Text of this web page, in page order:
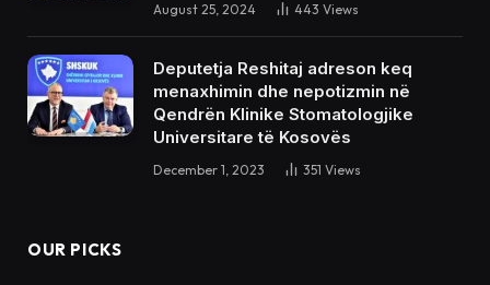
August 25, 2024 443 Views
Deputetja Reshitaj adreson keq
menaxhimin dhe nepotizmin në
Qendrën Klinike Stomatologjike
Universitare të Kosovës
December 1, 2023 351 Views
OUR PICKS